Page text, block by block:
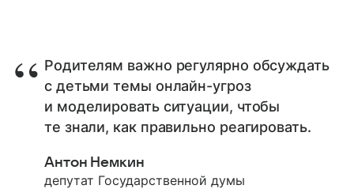
Родителям важно регулярно обсуждать
с детьми темы онлайн-угроз
и моделировать ситуации, чтобы
те знали, как правильно реагировать.
Антон Немкин
депутат Государственной думы